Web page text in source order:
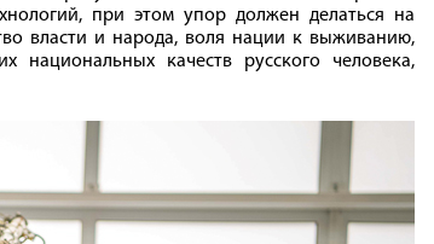
при этом упор должен делаться на
власти и народа, воля нации к выживанию,
качеств русского человека,